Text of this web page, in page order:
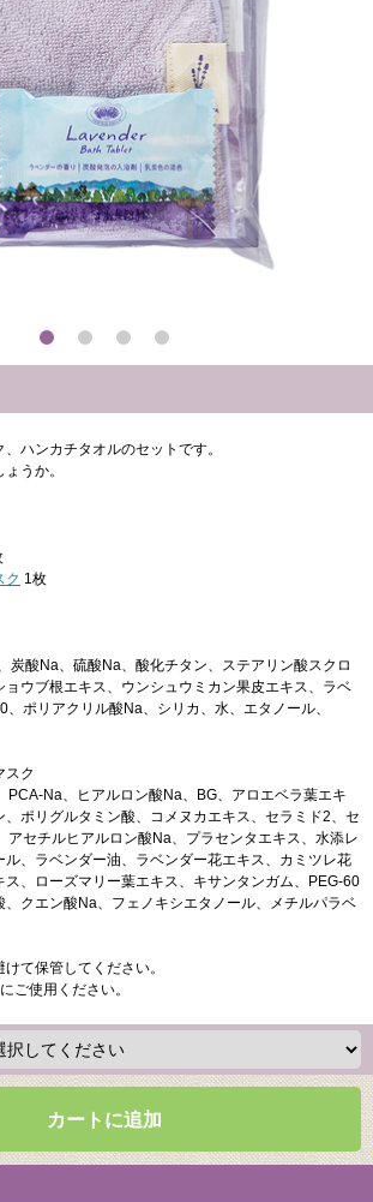
ハンカチタオルのセットです。
うか。
ク 1枚
炭酸Na、硫酸Na、酸化チタン、ステアリン酸スクロ
ョウブ根エキス、ウンシュウミカン果皮エキス、ラベ
、ポリアクリル酸Na、シリカ、水、エタノール、
スク
PCA-Na、ヒアルロン酸Na、BG、アロエベラ葉エキ
、ポリグルタミン酸、コメヌカエキス、セラミド2、セ
セチルヒアルロン酸Na、プラセンタエキス、水添レ
ル、ラベンダー油、ラベンダー花エキス、カミツレ花
、ローズマリー葉エキス、キサンタンガム、PEG-60
、クエン酸Na、フェノキシエタノール、メチルパラベ
て保管してください。
ご使用ください。
カートに追加